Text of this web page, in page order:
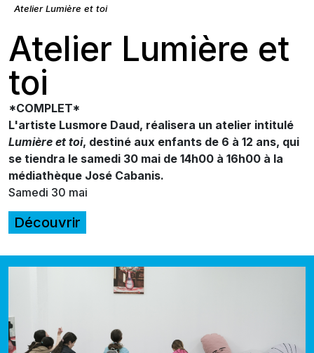
Atelier Lumière et toi
Atelier Lumière et
toi
*COMPLET*
L'artiste Lusmore Daud, réalisera un atelier intitulé
Lumière et toi, destiné aux enfants de 6 à 12 ans, qui
se tiendra le samedi 30 mai de 14h00 à 16h00 à la
médiathèque José Cabanis.
Samedi 30 mai
Découvrir